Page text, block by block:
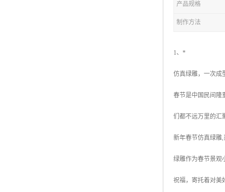
产品规格
制作方法
1、*
仿真绿雕，一次成
春节是中国民间隆
们都不远万里的汇
新年春节仿真绿雕
绿雕作为春节景观
祝福，寄托着对美